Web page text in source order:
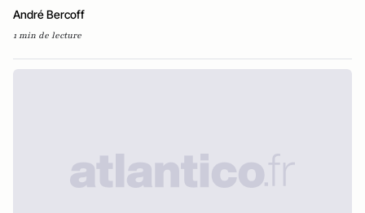
André Bercoff
1 min de lecture